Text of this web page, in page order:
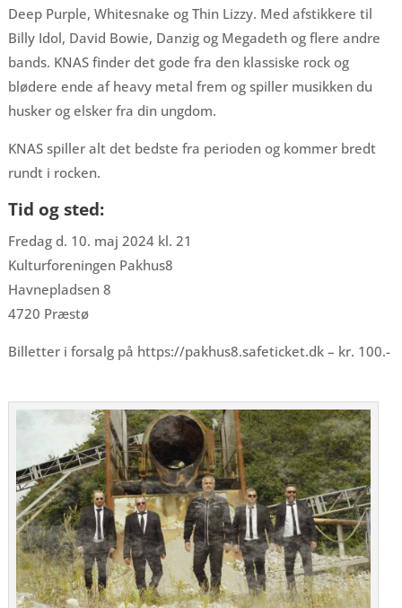
Deep Purple, Whitesnake og Thin Lizzy. Med afstikkere til
Billy Idol, David Bowie, Danzig og Megadeth og flere andre
bands. KNAS finder det gode fra den klassiske rock og
blødere ende af heavy metal frem og spiller musikken du
husker og elsker fra din ungdom.
KNAS spiller alt det bedste fra perioden og kommer bredt
rundt i rocken.
Tid og sted:
Fredag d. 10. maj 2024 kl. 21
Kulturforeningen Pakhus8
Havnepladsen 8
4720 Præstø
Billetter i forsalg på https://pakhus8.safeticket.dk – kr. 100.-